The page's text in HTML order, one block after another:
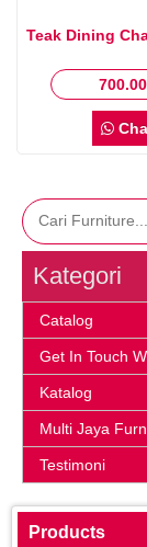
Teak Dining
Kategori
Catalog
Get In Touch
Katalog
Multi Jaya
Testimoni
Products